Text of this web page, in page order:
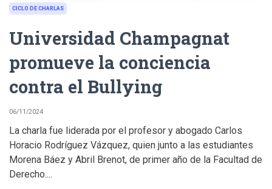
CICLO DE CHARLAS
Universidad Champagnat
promueve la conciencia
contra el Bullying
06/11/2024
La charla fue liderada por el profesor y abogado Carlos
Horacio Rodríguez Vázquez, quien junto a las estudiantes
Morena Báez y Abril Brenot, de primer año de la Facultad de
Derecho....